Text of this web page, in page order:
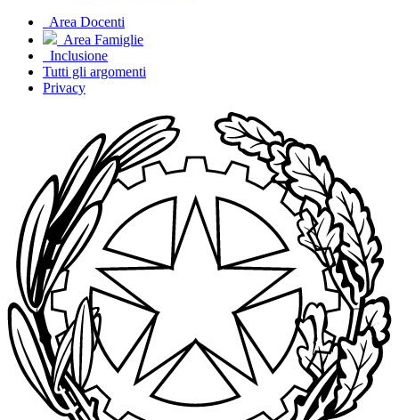
Area Docenti
Area Famiglie
Inclusione
Tutti gli argomenti
Privacy